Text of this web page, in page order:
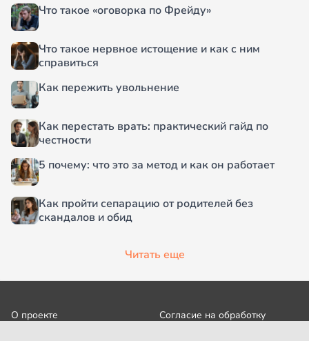
Что такое «оговорка по Фрейду»
Что такое нервное истощение и как с ним
справиться
Как пережить увольнение
Как перестать врать: практический гайд по
честности
5 почему: что это за метод и как он работает
Как пройти сепарацию от родителей без
скандалов и обид
Читать еще
О проекте
Согласие на обработку